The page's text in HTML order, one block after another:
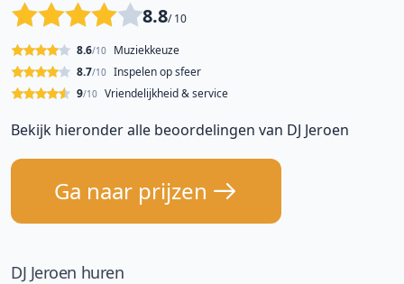
8.8/ 10
Muziekkeuze
8.6/10
Inspelen op sfeer
8.7/10
Vriendelijkheid & service
9/10
Bekijk hieronder alle beoordelingen van DJ Jeroen
Ga naar prijzen
DJ Jeroen huren